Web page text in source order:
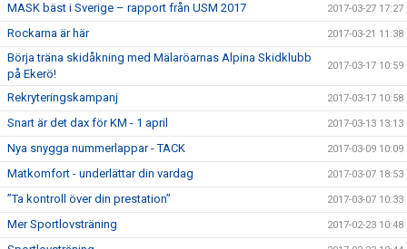
MASK bäst i Sverige – rapport från USM 2017 2017-03-27 17:27
Rockarna är här 2017-03-21 11:38
Börja träna skidåkning med Mälaröarnas Alpina Skidklubb
på Ekerö!
2017-03-17 10:59
Rekryteringskampanj 2017-03-17 10:58
Snart är det dax för KM - 1 april 2017-03-13 13:13
Nya snygga nummerlappar - TACK 2017-03-09 10:09
Matkomfort - underlättar din vardag 2017-03-07 18:53
”Ta kontroll över din prestation” 2017-03-07 10:33
Mer Sportlovsträning 2017-02-23 10:48